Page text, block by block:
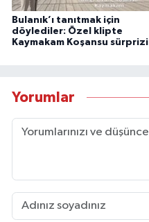
Bulanık’ı tanıtmak için
döylediler: Özel klipte
Kaymakam Koşansu sürprizi
Yorumlar